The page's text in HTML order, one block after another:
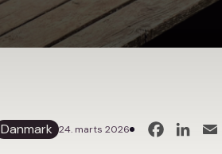
Danmark 24. marts 2026
FacebookLinkedIn
Email